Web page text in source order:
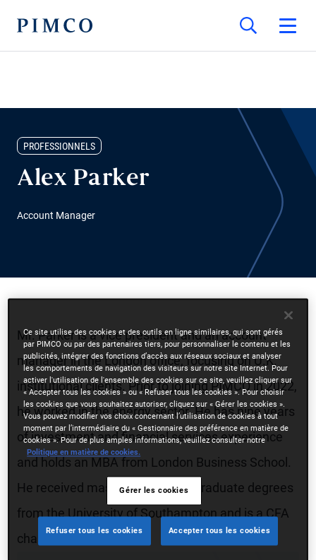
PROFESSIONNELS
Alex Parker
Account Manager
Mr. Parker is a vice president and an account
manager in the London office, focusing on U.K.
institutional clients. Prior to joining PIMCO in 2022,
he worked in the energy sector. He has nine years
of investment and financial services experience
and holds an MBA from London Business School.
He received master's and undergraduate degrees
from the University of Southampton and is a CFA
charterholder.
Ce site utilise des cookies et des outils en ligne similaires, qui sont gérés
par PIMCO ou par des partenaires tiers, pour personnaliser le contenu et les
publicités, intégrer des fonctions d’accès aux réseaux sociaux et analyser
les comportements de navigation des visiteurs sur notre site Internet. Pour
activer l'utilisation de l'ensemble des cookies sur ce site, veuillez cliquer sur
« Accepter tous les cookies » ou « Refuser tous les cookies ». Pour choisir
les cookies que vous souhaitez autoriser, cliquez sur « Gérer les cookies ».
Vous pouvez modifier vos choix concernant l’utilisation de cookies à tout
moment par l’intermédiaire du « Gestionnaire des préférence en matière de
cookies ». Pour de plus amples informations, veuillez consulter notre
Politique en matière de cookies.
Gérer les cookies
Refuser tous les cookies Accepter tous les cookies